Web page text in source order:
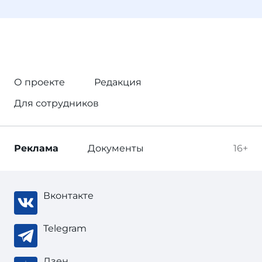
О проекте
Редакция
Для сотрудников
16+
Реклама Документы
Вконтакте
Telegram